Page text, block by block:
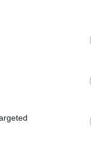
η Ρωσία
Για πολλές
του
με την